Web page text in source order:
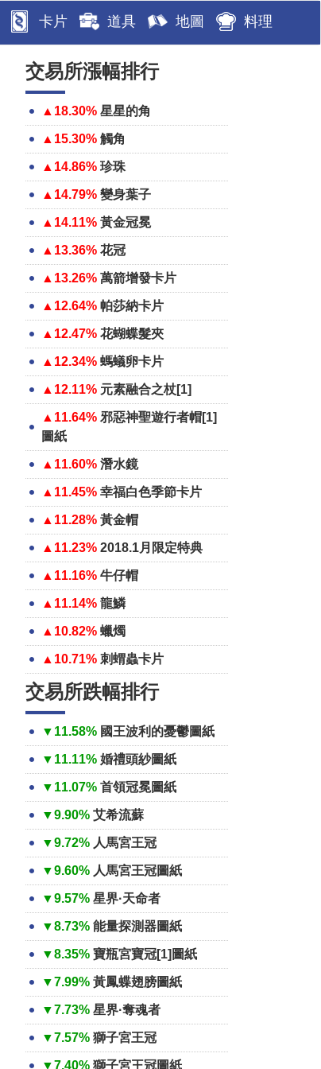
卡片 道具 地圖 料理
交易所漲幅排行
▲18.30% 星星的角
▲15.30% 觸角
▲14.86% 珍珠
▲14.79% 變身葉子
▲14.11% 黃金冠冕
▲13.36% 花冠
▲13.26% 萬箭增發卡片
▲12.64% 帕莎納卡片
▲12.47% 花蝴蝶髮夾
▲12.34% 螞蟻卵卡片
▲12.11% 元素融合之杖[1]
▲11.64% 邪惡神聖遊行者帽[1]
圖紙
▲11.60% 潛水鏡
▲11.45% 幸福白色季節卡片
▲11.28% 黃金帽
▲11.23% 2018.1月限定特典
▲11.16% 牛仔帽
▲11.14% 龍鱗
▲10.82% 蠟燭
▲10.71% 刺蝟蟲卡片
交易所跌幅排行
▼11.58% 國王波利的憂鬱圖紙
▼11.11% 婚禮頭紗圖紙
▼11.07% 首領冠冕圖紙
▼9.90% 艾希流蘇
▼9.72% 人馬宮王冠
▼9.60% 人馬宮王冠圖紙
▼9.57% 星界·天命者
▼8.73% 能量探測器圖紙
▼8.35% 寶瓶宮寶冠[1]圖紙
▼7.99% 黃鳳蝶翅膀圖紙
▼7.73% 星界·奪魂者
▼7.57% 獅子宮王冠
▼7.40% 獅子宮王冠圖紙